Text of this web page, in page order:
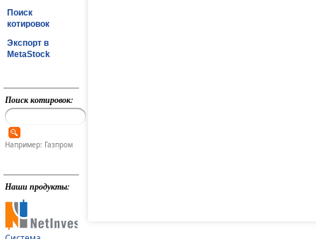
Поиск
котировок
Экспорт в
MetaStock
Поиск котировок:
Например: Газпром
Наши продукты: